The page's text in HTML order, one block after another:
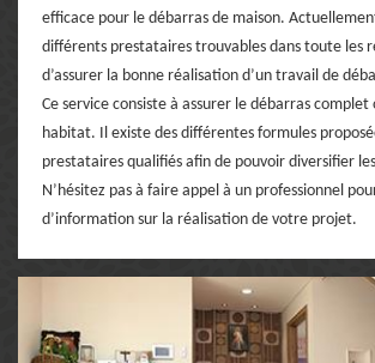
efficace pour le débarras de maison.
différents prestataires trouvables dans toute les
d’assurer la bonne réalisation d’un travail de
Ce service consiste à assurer le débarras complet
habitat. Il existe des différentes formules
prestataires qualifiés afin de pouvoir diversifier
N’hésitez pas à faire appel à un professionnel
d’information sur la réalisation de votre projet.